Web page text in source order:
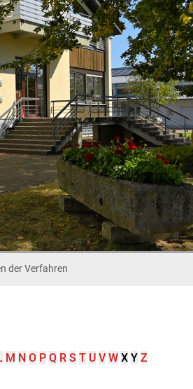
der Verfahren
M N O P Q R S T U V W X Y Z